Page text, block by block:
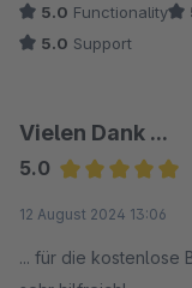
5.0 Functionality
5.0 Support
Vielen Dank ...
5.0
12 August 2024 13:06
... für die kostenlose